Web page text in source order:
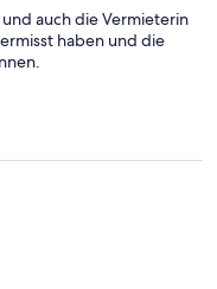
Zweifel
auch die Vermieterin
haben und die